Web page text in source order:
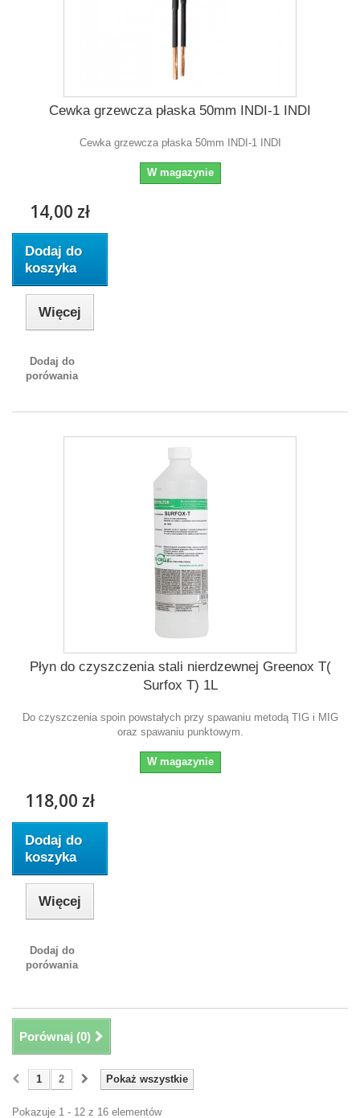
Cewka grzewcza płaska 50mm INDI-1 INDI
Cewka grzewcza płaska 50mm INDI-1 INDI
W magazynie
14,00 zł
Dodaj do
koszyka
Więcej
Dodaj do
porówania
Płyn do czyszczenia stali nierdzewnej Greenox T(
Surfox T) 1L
Do czyszczenia spoin powstałych przy spawaniu metodą TIG i MIG
oraz spawaniu punktowym.
W magazynie
118,00 zł
Dodaj do
koszyka
Więcej
Dodaj do
porówania
Porównaj (0)
Pokaż wszystkie
1 2
Pokazuje 1 - 12 z 16 elementów